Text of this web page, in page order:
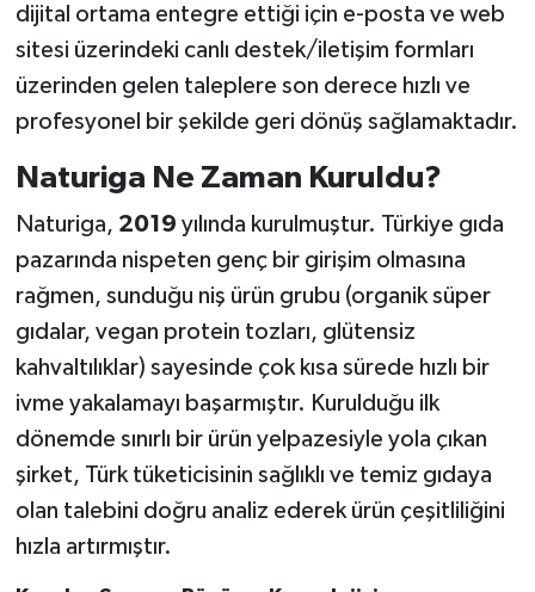
dijital ortama entegre ettiği için e-posta ve web
sitesi üzerindeki canlı destek/iletişim formları
üzerinden gelen taleplere son derece hızlı ve
profesyonel bir şekilde geri dönüş sağlamaktadır.
Naturiga Ne Zaman Kuruldu?
Naturiga, 2019 yılında kurulmuştur. Türkiye gıda
pazarında nispeten genç bir girişim olmasına
rağmen, sunduğu niş ürün grubu (organik süper
gıdalar, vegan protein tozları, glütensiz
kahvaltılıklar) sayesinde çok kısa sürede hızlı bir
ivme yakalamayı başarmıştır. Kurulduğu ilk
dönemde sınırlı bir ürün yelpazesiyle yola çıkan
şirket, Türk tüketicisinin sağlıklı ve temiz gıdaya
olan talebini doğru analiz ederek ürün çeşitliliğini
hızla artırmıştır.